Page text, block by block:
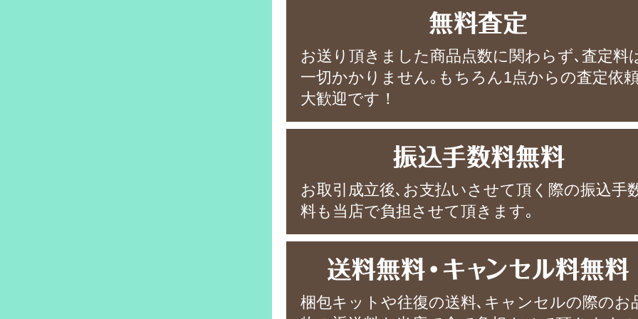
お送り頂きました商品点数に関わらず､査定料
一切かかりません｡もちろん1点からの査定依
大歓迎です！
お取引成立後､お支払いさせて頂く際の振込手
料も当店で負担させて頂きます｡
梱包キットや往復の送料､キャンセルの際のお